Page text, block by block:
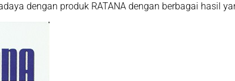
dengan produk RATANA dengan berbagai hasil